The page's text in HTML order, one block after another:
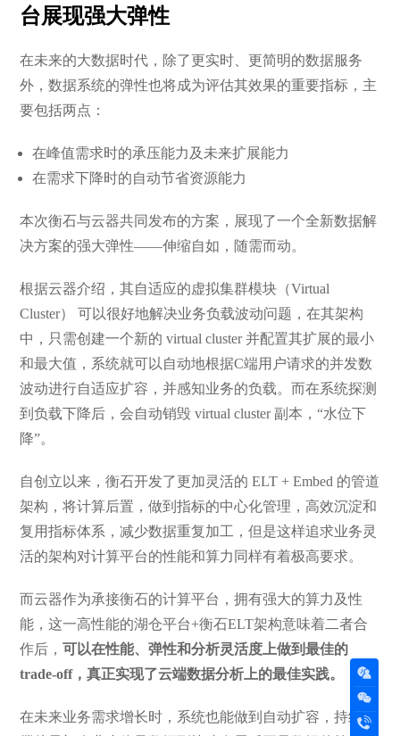
台展现强大弹性
在未来的大数据时代，除了更实时、更简明的数据服务
外，数据系统的弹性也将成为评估其效果的重要指标，主
要包括两点：
在峰值需求时的承压能力及未来扩展能力
在需求下降时的自动节省资源能力
本次衡石与云器共同发布的方案，展现了一个全新数据解
决方案的强大弹性——伸缩自如，随需而动。
根据云器介绍，其自适应的虚拟集群模块（Virtual
Cluster） 可以很好地解决业务负载波动问题，在其架构
中，只需创建一个新的 virtual cluster 并配置其扩展的最小
和最大值，系统就可以自动地根据C端用户请求的并发数
波动进行自适应扩容，并感知业务的负载。而在系统探测
到负载下降后，会自动销毁 virtual cluster 副本，“水位下
降”。
自创立以来，衡石开发了更加灵活的 ELT + Embed 的管道
架构，将计算后置，做到指标的中心化管理，高效沉淀和
复用指标体系，减少数据重复加工，但是这样追求业务灵
活的架构对计算平台的性能和算力同样有着极高要求。
而云器作为承接衡石的计算平台，拥有强大的算力及性
能，这一高性能的湖仓平台+衡石ELT架构意味着二者合
作后，可以在性能、弹性和分析灵活度上做到最佳的
trade-off，真正实现了云端数据分析上的最佳实践。
在未来业务需求增长时，系统也能做到自动扩容，持续支